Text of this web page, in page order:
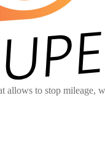
allows to stop mileage,